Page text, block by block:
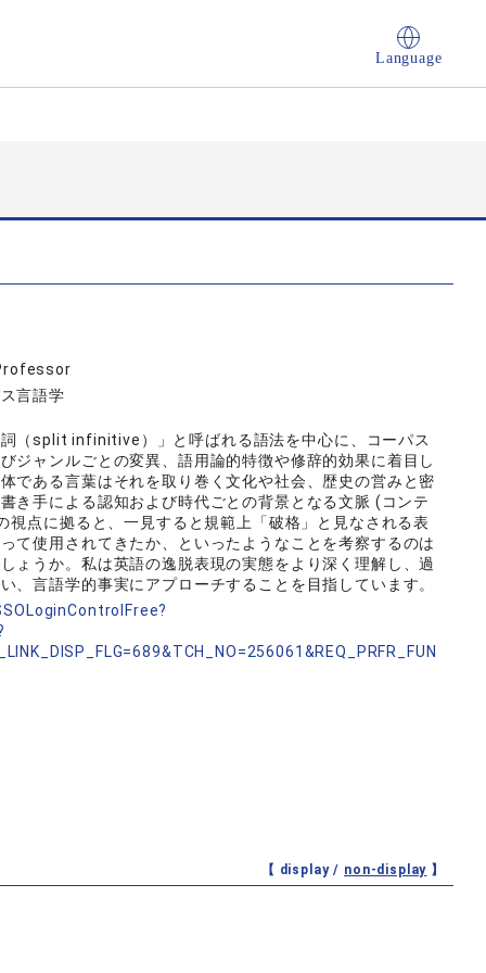
Language
言語学
（split infinitive）」と呼ばれる語法を中心に、コーパス
ジャンルごとの変異、語用論的特徴や修辞的効果に着目し
である言葉はそれを取り巻く文化や社会、歴史の営みと密
き手による認知および時代ごとの背景となる文脈 (コンテ
点に拠ると、一見すると規範上「破格」と見なされる表
て使用されてきたか、といったようなことを考察するのは
ょうか。私は英語の逸脱表現の実態をより深く理解し、過
、言語学的事実にアプローチすることを目指しています。
【 display / non-display 】